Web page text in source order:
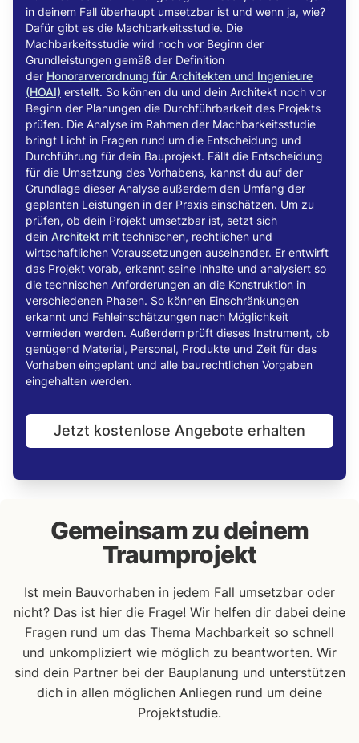
in deinem Fall überhaupt umsetzbar ist und wenn ja, wie?
Dafür gibt es die Machbarkeitsstudie. Die
Machbarkeitsstudie wird noch vor Beginn der
Grundleistungen gemäß der Definition
der Honorarverordnung für Architekten und Ingenieure
(HOAI) erstellt. So können du und dein Architekt noch vor
Beginn der Planungen die Durchführbarkeit des Projekts
prüfen. Die Analyse im Rahmen der Machbarkeitsstudie
bringt Licht in Fragen rund um die Entscheidung und
Durchführung für dein Bauprojekt. Fällt die Entscheidung
für die Umsetzung des Vorhabens, kannst du auf der
Grundlage dieser Analyse außerdem den Umfang der
geplanten Leistungen in der Praxis einschätzen. Um zu
prüfen, ob dein Projekt umsetzbar ist, setzt sich
dein Architekt mit technischen, rechtlichen und
wirtschaftlichen Voraussetzungen auseinander. Er entwirft
das Projekt vorab, erkennt seine Inhalte und analysiert so
die technischen Anforderungen an die Konstruktion in
verschiedenen Phasen. So können Einschränkungen
erkannt und Fehleinschätzungen nach Möglichkeit
vermieden werden. Außerdem prüft dieses Instrument, ob
genügend Material, Personal, Produkte und Zeit für das
Vorhaben eingeplant und alle baurechtlichen Vorgaben
eingehalten werden.
Jetzt kostenlose Angebote erhalten
Gemeinsam zu deinem
Traumprojekt
Ist mein Bauvorhaben in jedem Fall umsetzbar oder
nicht? Das ist hier die Frage! Wir helfen dir dabei deine
Fragen rund um das Thema Machbarkeit so schnell
und unkompliziert wie möglich zu beantworten. Wir
sind dein Partner bei der Bauplanung und unterstützen
dich in allen möglichen Anliegen rund um deine
Projektstudie.